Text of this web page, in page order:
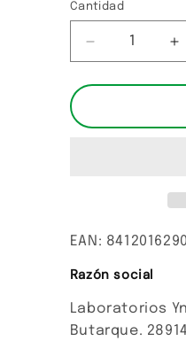
Cantidad
Cantidad
Reducir
cantidad
para
EAN:
Razón social
Laboratorios
Butarque.